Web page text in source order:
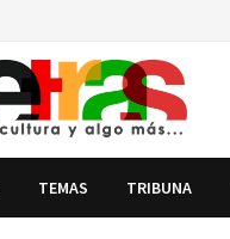
TEMAS TRIBUNA